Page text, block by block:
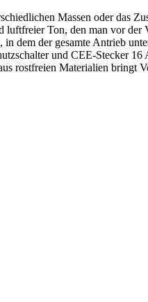
Massen oder das
luftfreier Ton, den man vor der
dem der gesamte Antrieb
und CEE-Stecker 16
rostfreien Materialien bringt